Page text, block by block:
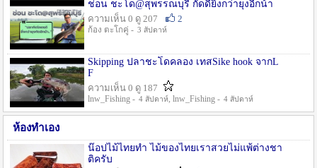
ช่อน ชะโด@สุพรรณบุรี กัดดียิ่งกว่ายุงอีกน้า
ความเห็น 0 ดู 207
2
ก้อง ตะโกคู่ - 3 สัปดาห์
Skipping ปลาชะโดคลอง เทสSike hook จากL
F
ความเห็น 0 ดู 187
lnw_Fishing - 4 สัปดาห์, lnw_Fishing - 4 สัปดาห์
ห้องทำเอง
น๊อปไม้ไทยทำ ไม้ของไทยเราสวยไม่แพ้ต่างชา
ติครับ